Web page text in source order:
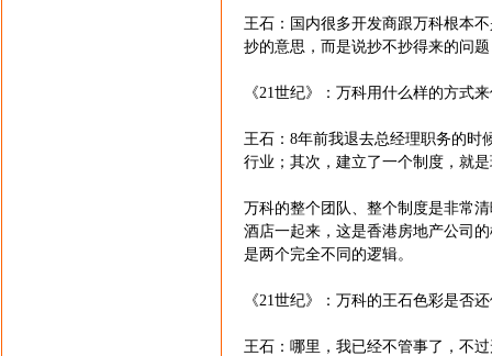
王石：国内很多开发商跟万科根本
抄的意思，而是说抄不抄得来的问
《21世纪》：万科用什么样的方式
王石：8年前我退去总经理职务的时
行业；其次，建立了一个制度，就
万科的整个团队、整个制度是非常
酒店一起来，这是香港房地产公司
是两个完全不同的逻辑。
《21世纪》：万科的王石色彩是否
王石：哪里，我已经不管事了，不